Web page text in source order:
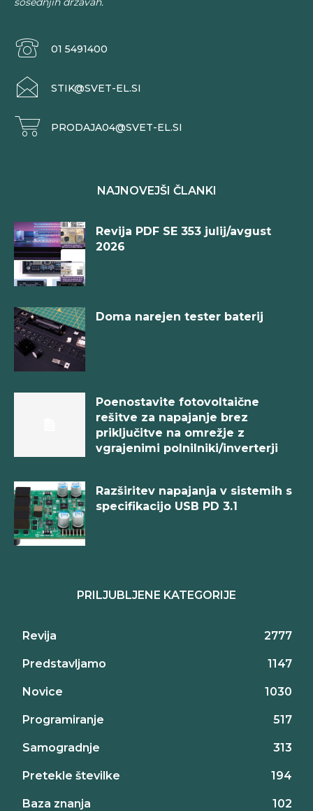
01 5491400
STIK@SVET-EL.SI
PRODAJA04@SVET-EL.SI
NAJNOVEJŠI ČLANKI
Revija PDF SE 353 julij/avgust
2026
Doma narejen tester baterij
Poenostavite fotovoltaične
rešitve za napajanje brez
priključitve na omrežje z
vgrajenimi polnilniki/inverterji
Razširitev napajanja v sistemih s
specifikacijo USB PD 3.1
PRILJUBLJENE KATEGORIJE
Revija 2777
Predstavljamo 1147
Novice 1030
Programiranje 517
Samogradnje 313
Pretekle številke 194
Baza znanja 102